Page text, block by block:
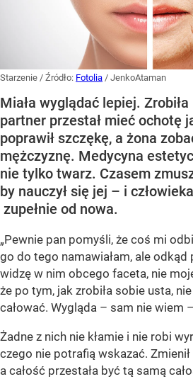
Starzenie / Źródło: Fotolia / JenkoAtaman
Miała wyglądać lepiej.
partner przestał mieć ochotę
poprawił szczękę, a żona
mężczyznę. Medycyna
nie tylko twarz. Czasem
by nauczył się jej – i
zupełnie od nowa.
„Pewnie pan pomyśli, że coś mi
go do tego namawiałam, ale odkąd
widzę w nim obcego faceta, nie
że po tym, jak zrobiła sobie usta,
całować. Wygląda – sam nie wiem
Żadne z nich nie kłamie i nie robi
czego nie potrafią wskazać.
a całość przestała być tą samą